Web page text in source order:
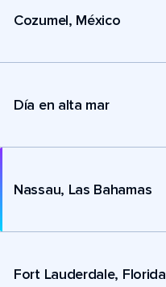
Cozumel, México
Día en alta mar
Nassau, Las Bahamas
Fort Lauderdale, Florida